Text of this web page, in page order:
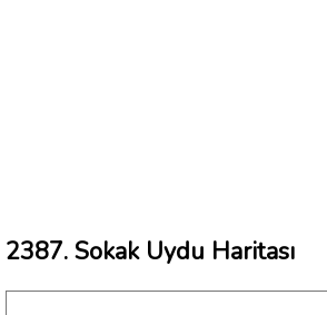
2387. Sokak Uydu Haritası